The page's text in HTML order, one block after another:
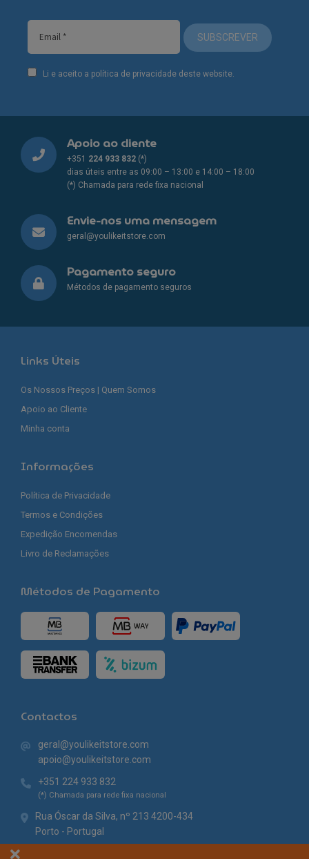
SUBSCREVER
Li e aceito a política de privacidade deste website.
Apoio ao cliente
+351 224 933 832 (*)
dias úteis entre as 09:00 – 13:00 e 14:00 – 18:00
(*) Chamada para rede fixa nacional
Envie-nos uma mensagem
geral@youlikeitstore.com
Pagamento seguro
Métodos de pagamento seguros
Links Úteis
Os Nossos Preços | Quem Somos
Apoio ao Cliente
Minha conta
Informações
Política de Privacidade
Termos e Condições
Expedição Encomendas
Livro de Reclamações
Métodos de Pagamento
Contactos
geral@youlikeitstore.com
apoio@youlikeitstore.com
+351 224 933 832
(*) Chamada para rede fixa nacional
Rua Óscar da Silva, nº 213 4200-434
Porto - Portugal